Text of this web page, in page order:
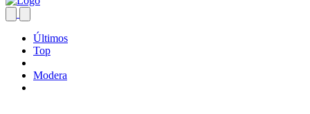
Últimos
Top
Modera